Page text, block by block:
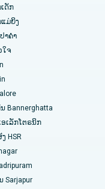
າງເດີນ
ດເບົາຫວານ
ຍິງ
ດັກ
ມ່ຍິງ
າຄຳ
ຈ
Bannerghatta
ອເລັກໂຕຣນິກ
HSR
Sarjapur